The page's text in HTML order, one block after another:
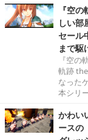
『空
しい部
セール
まで駆
『空
軌跡
なった
本シリ
かわい
ースの